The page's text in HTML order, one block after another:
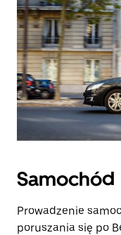
Samochód
Prowadzenie
poruszania się po